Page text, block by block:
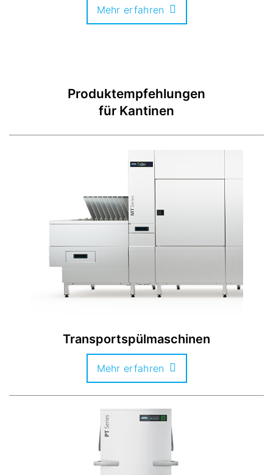
Mehr erfahren
Produktempfehlungen
für Kantinen
Transportspülmaschinen
Mehr erfahren